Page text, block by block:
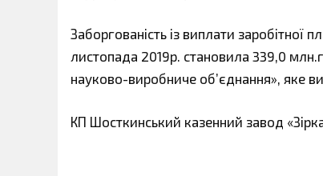
Заборгованість із виплати заробітної
листопада 2019р. становила 339,0
науково-виробниче об’єднання», яке
КП Шосткинський казенний завод